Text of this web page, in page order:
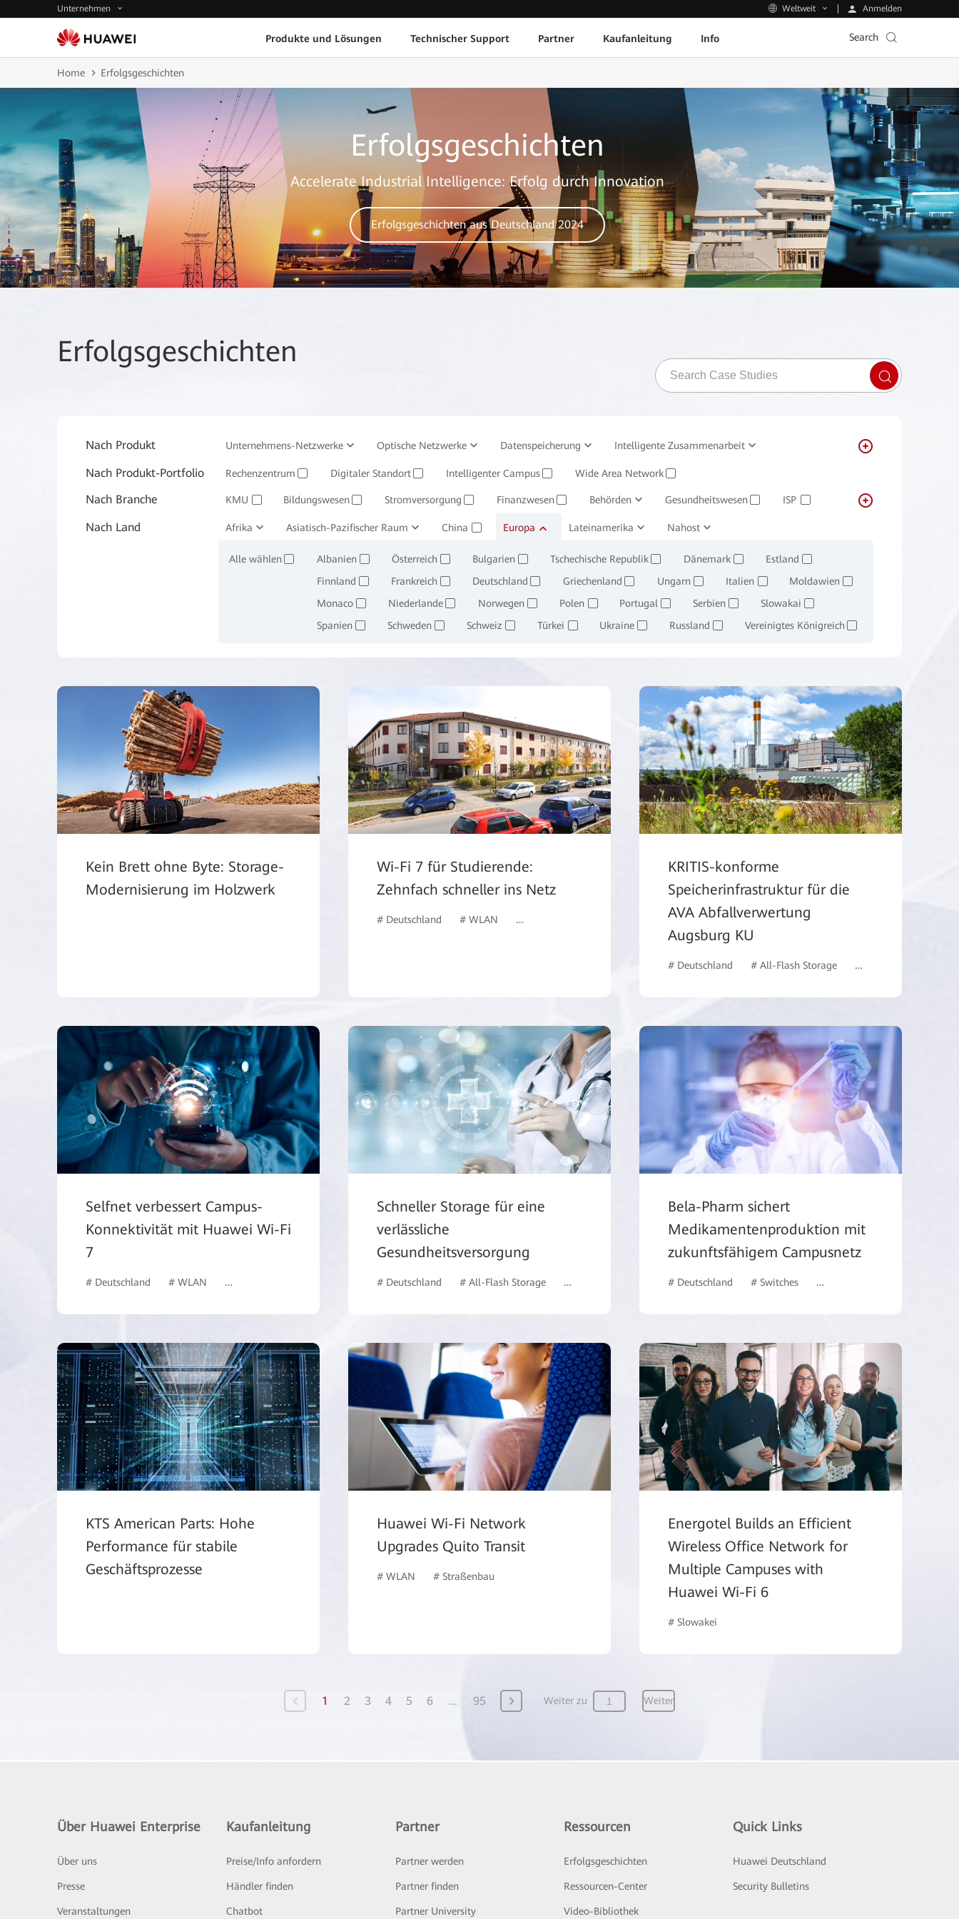
Unternehmen Weltweit Anmelden
Produkte und Lösungen Technischer Support Partner Kaufanleitung Info Search
Home Erfolgsgeschichten
Erfolgsgeschichten
Accelerate Industrial Intelligence: Erfolg durch Innovation
Erfolgsgeschichten aus Deutschland 2024
Erfolgsgeschichten
Nach Produkt Unternehmens-Netzwerke Optische Netzwerke Datenspeicherung Intelligente Zusammenarbeit
Enterprise Wireless Unternehmens-Services und Software Management-System
Nach Produkt-Portfolio Rechenzentrum Digitaler Standort Intelligenter Campus Wide Area Network
Nach Branche KMU Bildungswesen Stromversorgung Finanzwesen Behörden Gesundheitswesen ISP
Produktion Bergbau und Verhüttung Öl, Gas und Chemie Einzelhandel ✓ Transportwesen
Nach Land Afrika Asiatisch-Pazifischer Raum China Europa
Alle wählen Albanien Österreich Bulgarien Tschechische Republik Dänemark Estland
Finnland Frankreich Deutschland Griechenland Ungarn Italien Moldawien
Monaco Niederlande Norwegen Polen Portugal Serbien Slowakai
Spanien Schweden Schweiz Türkei Ukraine Russland Vereinigtes Königreich
Lateinamerika Nahost
Kein Brett ohne Byte: Storage-
Modernisierung im Holzwerk
Wi-Fi 7 für Studierende:
Zehnfach schneller ins Netz
# Deutschland # WLAN # Bildungswesen # #Deutschland #WLAN #Bildung
KRITIS-konforme
Speicherinfrastruktur für die
AVA Abfallverwertung
Augsburg KU
# Deutschland # All-Flash Storage # Behörden
Selfnet verbessert Campus-
Konnektivität mit Huawei Wi-Fi
7
# Deutschland # WLAN # Bildung
Schneller Storage für eine
verlässliche
Gesundheitsversorgung
# Deutschland # All-Flash Storage # Gesundheitswesen # Data Center # Gesundheitswesen
Bela-Pharm sichert
Medikamentenproduktion mit
zukunftsfähigem Campusnetz
# Deutschland # Switches # WLAN
KTS American Parts: Hohe
Performance für stabile
Geschäftsprozesse
Huawei Wi-Fi Network
Upgrades Quito Transit
# WLAN # Straßenbau
Energotel Builds an Efficient
Wireless Office Network for
Multiple Campuses with
Huawei Wi-Fi 6
# Slowakei
1 2 3 4 5 6 ... 95 Weiter zu Weiter
Über Huawei Enterprise
Über uns
Presse
Veranstaltungen
Kaufanleitung
Preise/Info anfordern
Händler finden
Chatbot
Partner
Partner werden
Partner finden
Partner University
Ressourcen
Erfolgsgeschichten
Ressourcen-Center
Video-Bibliothek
Quick Links
Huawei Deutschland
Security Bulletins